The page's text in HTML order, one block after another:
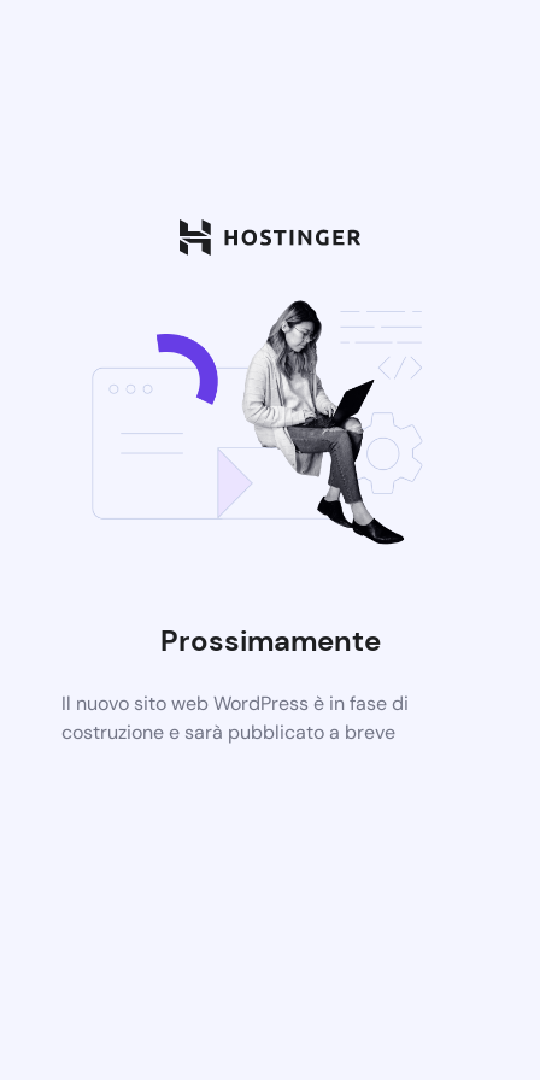
Prossimamente
Il nuovo sito web WordPress è in fase di
costruzione e sarà pubblicato a breve